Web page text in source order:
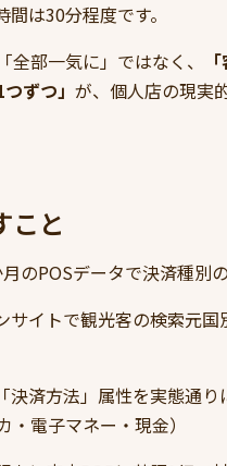
間は30分程度です。
全部一気に」ではなく、
ずつ」 が、個人店の現実
こと
のPOSデータで決済種別
サイトで観光客の検索元国
決済方法」属性を実態通り
・電子マネー・現金）